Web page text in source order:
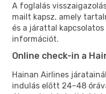
A foglalás
mailt kapsz, amely
és a járattal kapcsolatos
információt.
Online check-in a
Hainan Airlines
indulás előtt 24–48